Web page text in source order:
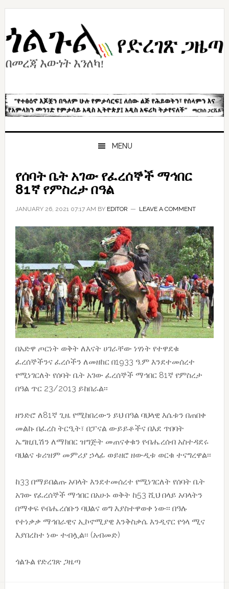
Skip
primary
navigation
Skip
content
Skip
primary
sidebar
MENU
የሰባት ቤት አገው የፈረሰኞች ማኅበር
81ኛ የምስረታ በዓል
JANUARY 26, 2021 07:17 AM BY EDITOR LEAVE A COMMENT
በአድዋ ጦርነት ወቅት ለእናት ሀገራቸው ነፃነት የተዋደቁ
ፈረሰኞችንና ፈረሶችን ለመዘከር በ1933 ዓ.ም እንደተመሰረተ
የሚነገርለት የሰባት ቤት አገው ፈረሰኞች ማኅበር 81ኛ የምስረታ
በዓል ጥር 23/2013 ይከበራል፡፡
ዘንድሮ ለ81ኛ ጊዜ የሚከበረውን ይህ በዓል ባህላዊ እሴቱን በጠበቀ
መልኩ በፈረስ ትርዒት፣ በፓናል ውይይቶችና በእደ ጥበባት
ኤግዚቢሽን ለማክበር ዝግጅት መጠናቀቁን የብሔረሰብ አስተዳደሩ
ባህልና ቱሪዝም መምሪያ ኃላፊ ወይዘሮ ዘውዲቱ ወርቁ ተናግረዋል፡፡
ከ33 በማይበልጡ አባላት እንደተመሰረተ የሚነገርለት የሰባት ቤት
አገው የፈረሰኞች ማኅበር በአሁኑ ወቅት ከ53 ሺህ በላይ አባላትን
በማቀፍ የብሔረሰቡን ባህልና ወግ እያስተዋወቀ ነው፡፡ በዓሉ
የተነቃቃ ማኅበራዊና ኢኮኖሚያዊ እንቅስቃሴ እንዲኖር የጎላ ሚና
እያበረከተ ነው ተብሏል፡፡ (አብመድ)
ጎልጉል የድረገጽ ጋዜጣ